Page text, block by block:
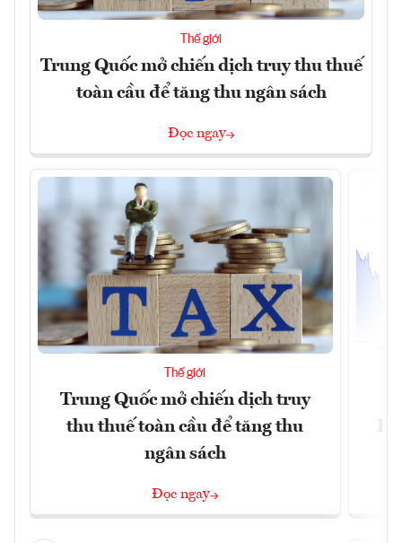
Thế giới
Trung Quốc mở chiến dịch truy thu thuế
toàn cầu để tăng thu ngân sách
Đọc ngay
Thế giới
Trung Quốc mở chiến dịch truy
thu thuế toàn cầu để tăng thu
ngân sách
Đọc ngay